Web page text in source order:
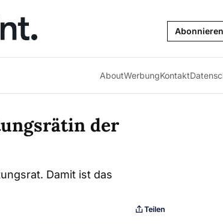
Abonnieren
AboutWerbungKontakt
der
Damit ist das
Teilen